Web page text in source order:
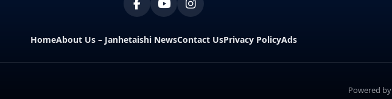
HomeAbout Us – Janhetaishi NewsContact UsPrivacy PolicyAds
Powered by